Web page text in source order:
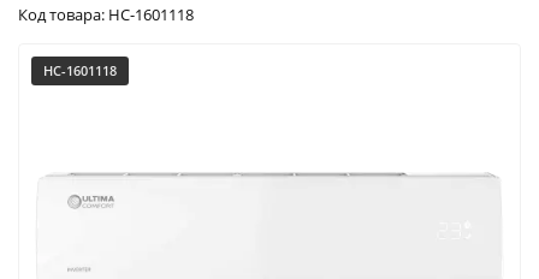
Код товара: НС-1601118
НС-1601118